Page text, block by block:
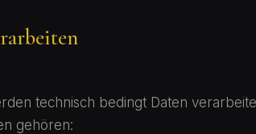
technisch bedingt Daten
gehören: